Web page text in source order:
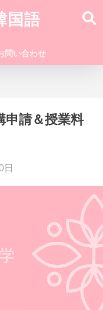
国語
問い合わせ
申請＆授業料
日